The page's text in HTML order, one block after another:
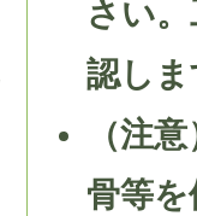
さい
認し
（注
骨等